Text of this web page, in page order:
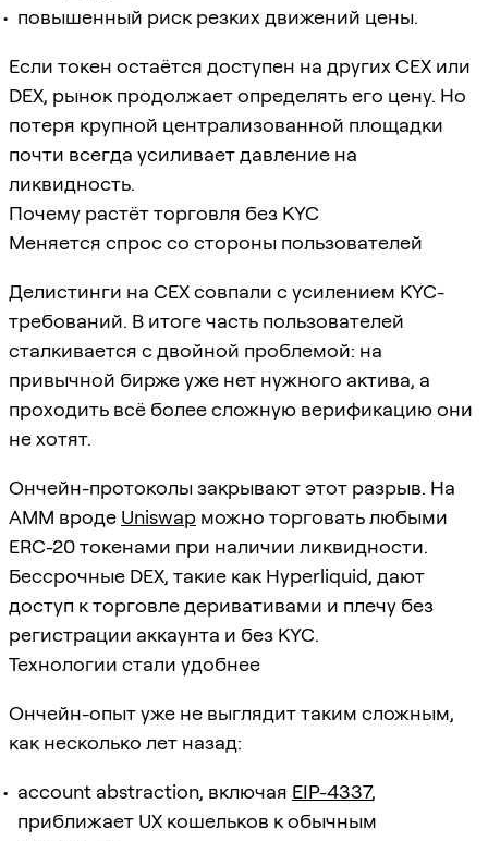
повышенный риск резких движений цены.
Если токен остаётся доступен на других CEX или
DEX, рынок продолжает определять его цену. Но
потеря крупной централизованной площадки
почти всегда усиливает давление на
ликвидность.
Почему растёт торговля без KYC
Меняется спрос со стороны пользователей
Делистинги на CEX совпали с усилением KYC-
требований. В итоге часть пользователей
сталкивается с двойной проблемой: на
привычной бирже уже нет нужного актива, а
проходить всё более сложную верификацию они
не хотят.
Ончейн-протоколы закрывают этот разрыв. На
AMM вроде Uniswap можно торговать любыми
ERC-20 токенами при наличии ликвидности.
Бессрочные DEX, такие как Hyperliquid, дают
доступ к торговле деривативами и плечу без
регистрации аккаунта и без KYC.
Технологии стали удобнее
Ончейн-опыт уже не выглядит таким сложным,
как несколько лет назад:
account abstraction, включая EIP-4337,
приближает UX кошельков к обычным